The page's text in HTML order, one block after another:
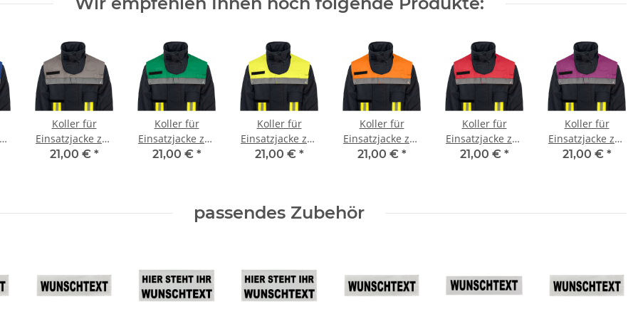
Wir empfehlen Ihnen noch folgende Produkte:
Koller für
Einsatzjacke zur
Kennzeichnung
21,00 € *
Koller für
Einsatzjacke zur
Kennzeichnung
21,00 € *
Koller für
Einsatzjacke zur
Kennzeichnung
21,00 € *
Koller für
Einsatzjacke zur
Kennzeichnung
21,00 € *
Koller für
Einsatzjacke zur
Kennzeichnung
21,00 € *
Koller für
Einsatzjacke zur
Kennzeichnung
21,00 € *
passendes Zubehör